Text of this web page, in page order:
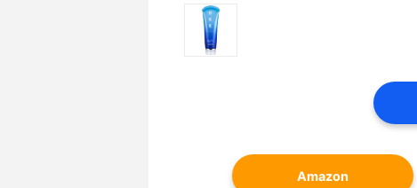
Amazon